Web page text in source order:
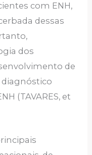
com ENH,
dessas
dos
de
(TAVARES, et